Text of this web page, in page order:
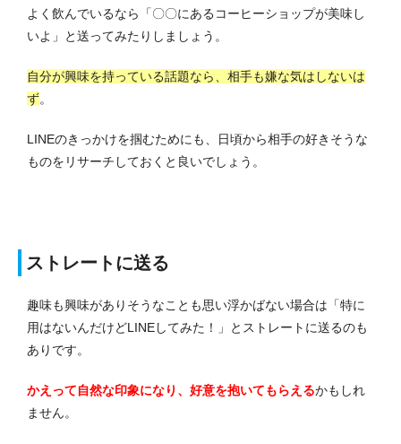
よく飲んでいるなら「〇〇にあるコーヒーショップが美味し
いよ」と送ってみたりしましょう。
自分が興味を持っている話題なら、相手も嫌な気はしないは
ず。
LINEのきっかけを掴むためにも、日頃から相手の好きそうな
ものをリサーチしておくと良いでしょう。
ストレートに送る
趣味も興味がありそうなことも思い浮かばない場合は「特に
用はないんだけどLINEしてみた！」とストレートに送るのも
ありです。
かえって自然な印象になり、好意を抱いてもらえるかもしれ
ません。